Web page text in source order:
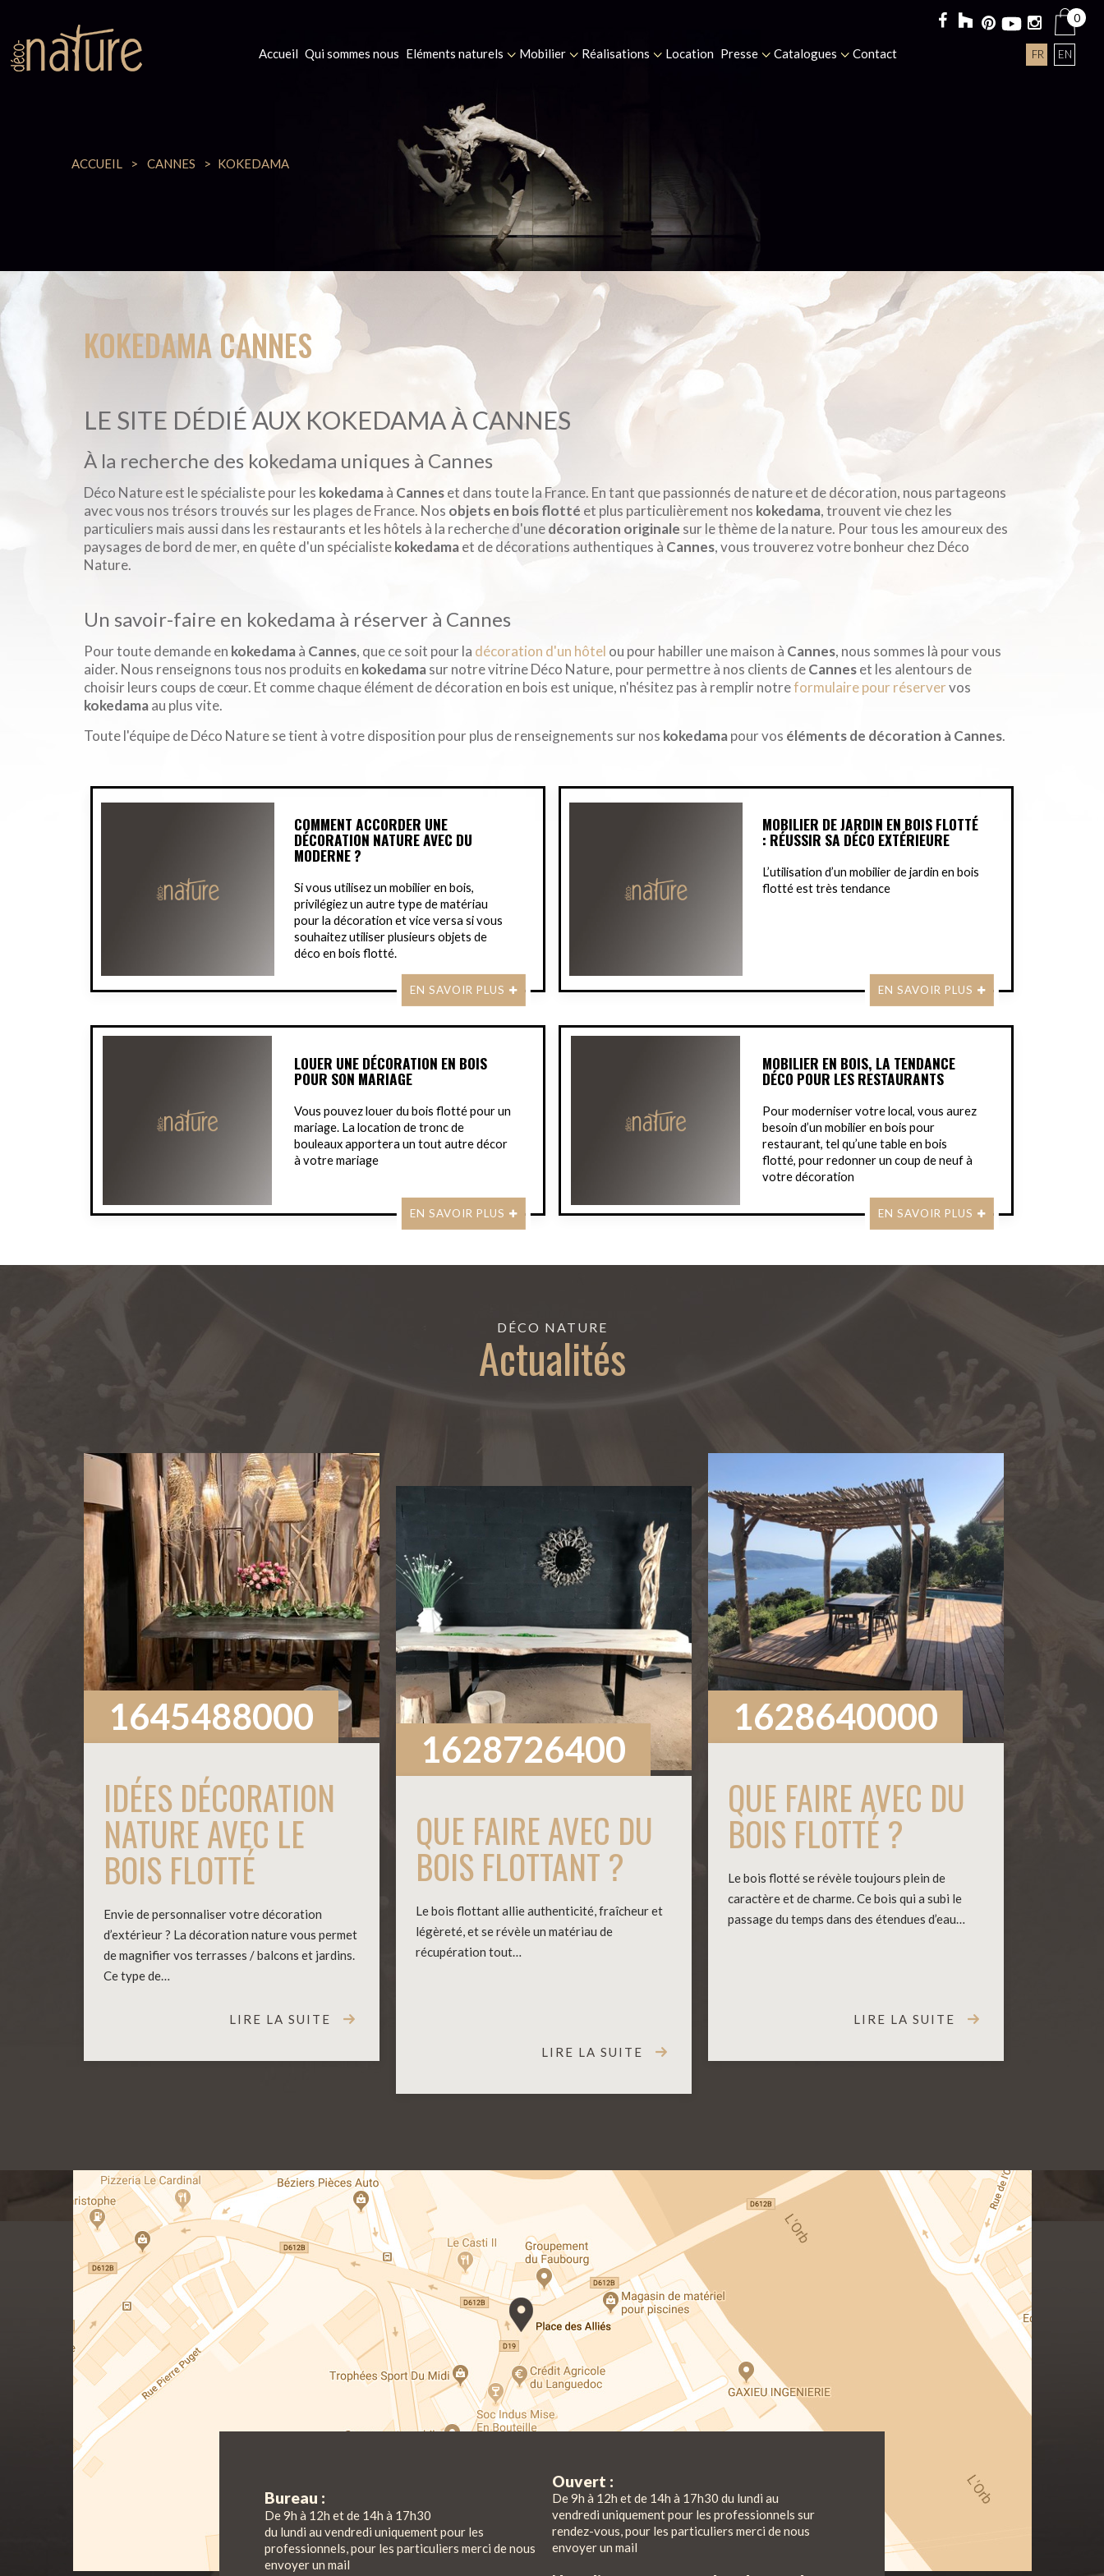
Accueil Qui sommes nous Eléments naturels Mobilier Réalisations Location Presse Catalogues Contact FR EN
0
ACCUEIL CANNES KOKEDAMA
KOKEDAMA CANNES
LE SITE DÉDIÉ AUX KOKEDAMA À CANNES
À la recherche des kokedama uniques à Cannes
Déco Nature est le spécialiste pour les kokedamaà Canneset dans toute la France. En tant que passionnés de nature et de décoration, nous partageons
avec vous nos trésors trouvés sur les plages de France. Nos objets en bois flotté et plus particulièrement nos kokedama, trouvent vie chez les
particuliers mais aussi dans les restaurants et les hôtels à la recherche d'unedécoration originale sur le thème de la nature. Pour tous les amoureux des
paysages de bord de mer, en quête d'un spécialistekokedamaet de décorations authentiques à Cannes, vous trouverez votre bonheur chez Déco
Nature.
Un savoir-faire en kokedama à réserver à Cannes
Pour toute demande en kokedamaà Cannes, que ce soit pour la décoration d'un hôtel ou pour habiller une maison à Cannes, nous sommes là pour vous
aider. Nous renseignons tous nos produits en kokedamasur notre vitrine Déco Nature, pour permettre à nos clients deCanneset les alentours de
choisir leurs coups de cœur. Et comme chaque élément de décoration en bois est unique, n'hésitez pas à remplir notreformulaire pour réservervos
kokedamaau plus vite.
Toute l'équipe de Déco Nature se tient à votre disposition pour plus de renseignements sur nos kokedamapour vos éléments de décoration à Cannes.
COMMENT ACCORDER UNE
DÉCORATION NATURE AVEC DU
MODERNE ?
Si vous utilisez un mobilier en bois,
privilégiez un autre type de matériau
pour la décoration et vice versa si vous
souhaitez utiliser plusieurs objets de
déco en bois flotté.
EN SAVOIR PLUS
MOBILIER DE JARDIN EN BOIS FLOTTÉ
: RÉUSSIR SA DÉCO EXTÉRIEURE
L’utilisation d’un mobilier de jardin en bois
flotté est très tendance
EN SAVOIR PLUS
LOUER UNE DÉCORATION EN BOIS
POUR SON MARIAGE
Vous pouvez louer du bois flotté pour un
mariage. La location de tronc de
bouleaux apportera un tout autre décor
à votre mariage
EN SAVOIR PLUS
MOBILIER EN BOIS, LA TENDANCE
DÉCO POUR LES RESTAURANTS
Pour moderniser votre local, vous aurez
besoin d’un mobilier en bois pour
restaurant, tel qu’une table en bois
flotté, pour redonner un coup de neuf à
votre décoration
EN SAVOIR PLUS
DÉCO NATURE
Actualités
1645488000
IDÉES DÉCORATION
NATURE AVEC LE
BOIS FLOTTÉ
Envie de personnaliser votre décoration
d’extérieur ? La décoration nature vous permet
de magnifier vos terrasses / balcons et jardins.
Ce type de…
LIRE LA SUITE
1628726400
QUE FAIRE AVEC DU
BOIS FLOTTANT ?
Le bois flottant allie authenticité, fraîcheur et
légèreté, et se révèle un matériau de
récupération tout…
LIRE LA SUITE
1628640000
QUE FAIRE AVEC DU
BOIS FLOTTÉ ?
Le bois flotté se révèle toujours plein de
caractère et de charme. Ce bois qui a subi le
passage du temps dans des étendues d’eau…
LIRE LA SUITE
Bureau :
De 9h à 12h et de 14h à 17h30
du lundi au vendredi uniquement pour les
professionnels, pour les particuliers merci de nous
envoyer un mail
Ouvert :
De 9h à 12h et de 14h à 17h30 du lundi au
vendredi uniquement pour les professionnels sur
rendez-vous, pour les particuliers merci de nous
envoyer un mail